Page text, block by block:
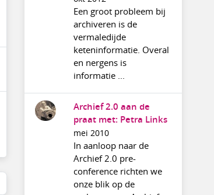
Een groot probleem bij
archiveren is de
vermaledijde
keteninformatie. Overal
en nergens is
informatie ...
Archief 2.0 aan de
praat met: Petra Links
mei 2010
In aanloop naar de
Archief 2.0 pre-
conference richten we
onze blik op de